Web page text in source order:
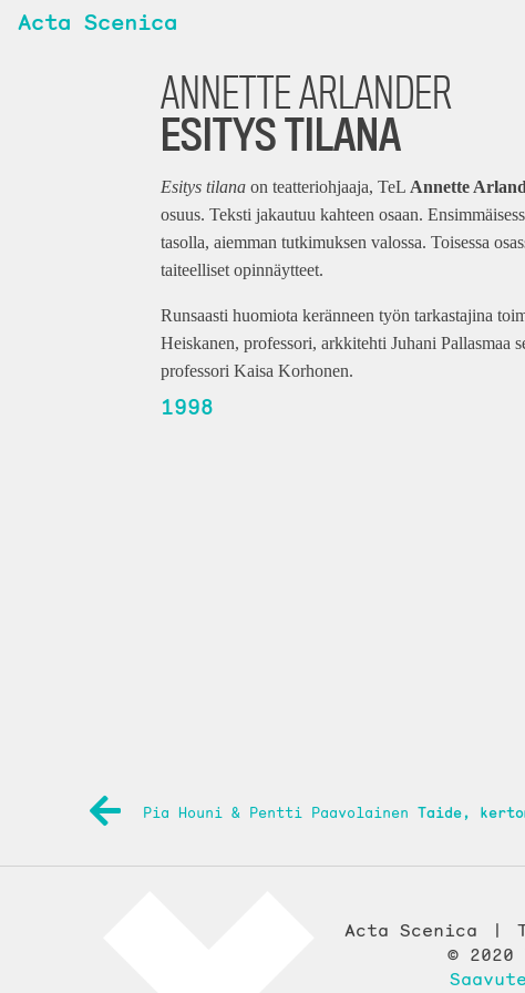
Acta Scenica
ANNETTE ARLANDER
ESITYS TILANA
Esitys tilanaon teatteriohjaaja, TeL Annette
osuus. Teksti jakautuu kahteen osaan.
tasolla, aiemman tutkimuksen valossa. Toisessa
taiteelliset opinnäytteet.
Runsaasti huomiota keränneen työn tarkastajina
Heiskanen, professori, arkkitehti Juhani Pallasmaa
professori Kaisa Korhonen.
1998
ARTIKKELIEN
SELAUS
Pia Houni & Pentti Paavolainen Taide,
Acta Scenica
©